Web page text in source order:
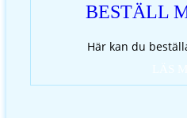
BESTÄLL
Här kan du